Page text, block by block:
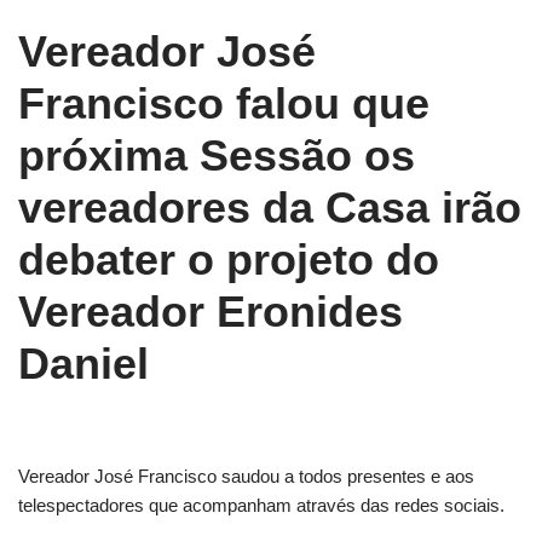
Vereador José
Francisco falou que
próxima Sessão os
vereadores da Casa irão
debater o projeto do
Vereador Eronides
Daniel
Vereador José Francisco saudou a todos presentes e aos
telespectadores que acompanham através das redes sociais.